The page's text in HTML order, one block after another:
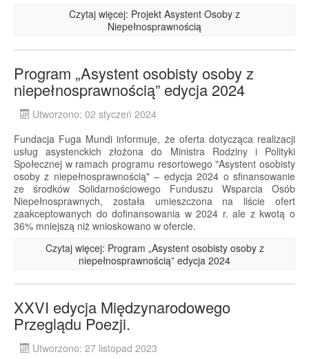
Czytaj więcej: Projekt Asystent Osoby z
Niepełnosprawnością
Program „Asystent osobisty osoby z
niepełnosprawnością” edycja 2024
Utworzono: 02 styczeń 2024
Fundacja Fuga Mundi informuje, że oferta dotycząca realizacji
usług asystenckich złożona do Ministra Rodziny i Polityki
Społecznej w ramach programu resortowego "Asystent osobisty
osoby z niepełnosprawnością" – edycja 2024 o sfinansowanie
ze środków Solidarnościowego Funduszu Wsparcia Osób
Niepełnosprawnych, została umieszczona na liście ofert
zaakceptowanych do dofinansowania w 2024 r. ale z kwotą o
36% mniejszą niż wnioskowano w ofercie.
Czytaj więcej: Program „Asystent osobisty osoby z
niepełnosprawnością” edycja 2024
XXVI edycja Międzynarodowego
Przeglądu Poezji.
Utworzono: 27 listopad 2023